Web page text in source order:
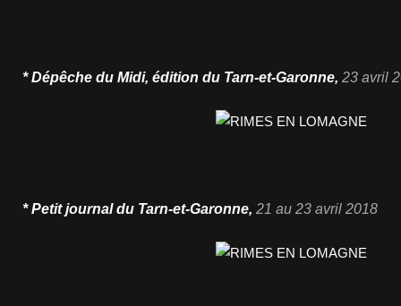
* Dépêche du Midi, édition du Tarn-et-Garonne, 23 avril
* Petit journal du Tarn-et-Garonne, 21 au 23 avril 2018